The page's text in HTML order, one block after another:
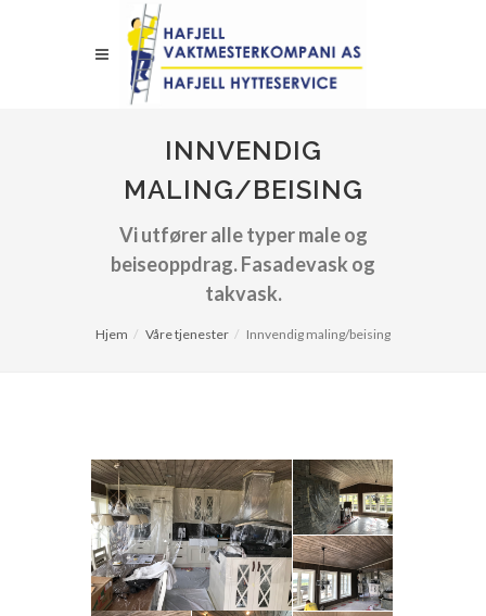
INNVENDIG
MALING/BEISING
Vi utfører alle typer male og
beiseoppdrag. Fasadevask og
takvask.
Hjem Våre tjenester Innvendig maling/beising